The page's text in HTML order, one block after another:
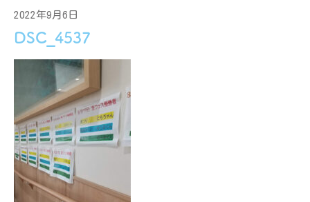
2022年9月6日
DSC_4537